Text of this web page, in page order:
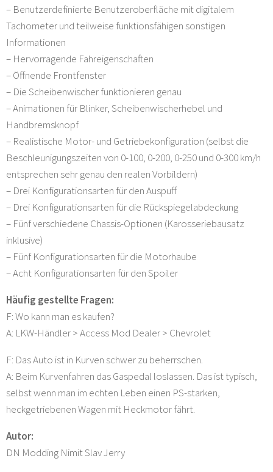
– Benutzerdefinierte Benutzeroberfläche mit digitalem
Tachometer und teilweise funktionsfähigen sonstigen
Informationen
– Hervorragende Fahreigenschaften
– Öffnende Frontfenster
– Die Scheibenwischer funktionieren genau
– Animationen für Blinker, Scheibenwischerhebel und
Handbremsknopf
– Realistische Motor- und Getriebekonfiguration (selbst die
Beschleunigungszeiten von 0-100, 0-200, 0-250 und 0-300 km/h
entsprechen sehr genau den realen Vorbildern)
– Drei Konfigurationsarten für den Auspuff
– Drei Konfigurationsarten für die Rückspiegelabdeckung
– Fünf verschiedene Chassis-Optionen (Karosseriebausatz
inklusive)
– Fünf Konfigurationsarten für die Motorhaube
– Acht Konfigurationsarten für den Spoiler
Häufig gestellte Fragen:
F: Wo kann man es kaufen?
A: LKW-Händler > Access Mod Dealer > Chevrolet
F: Das Auto ist in Kurven schwer zu beherrschen.
A: Beim Kurvenfahren das Gaspedal loslassen. Das ist typisch,
selbst wenn man im echten Leben einen PS-starken,
heckgetriebenen Wagen mit Heckmotor fährt.
Autor:
DN Modding Nimit Slav Jerry